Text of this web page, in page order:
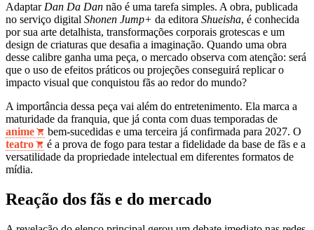
AdaptarDan Da Dan não é uma tarefa simples. A obra, publicada
no serviço digital Shonen Jump+ da editora Shueisha, é conhecida
por sua arte detalhista, transformações corporais grotescas e um
design de criaturas que desafia a imaginação. Quando uma obra
desse calibre ganha uma peça, o mercado observa com atenção: será
que o uso de efeitos práticos ou projeções conseguirá replicar o
impacto visual que conquistou fãs ao redor do mundo?
A importância dessa peça vai além do entretenimento. Ela marca a
maturidade da franquia, que já conta com duas temporadas de
anime
bem-sucedidas e uma terceira já confirmada para 2027. O
teatro
é a prova de fogo para testar a fidelidade da base de fãs e a
versatilidade da propriedade intelectual em diferentes formatos de
mídia.
Reação dos fãs e do mercado